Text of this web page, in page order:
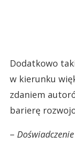
Dodatkowo
w kierunku
zdaniem
barierę
–